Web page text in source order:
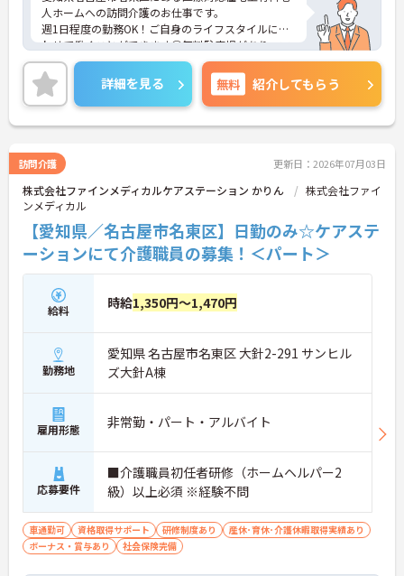
人ホームへの訪問介護のお仕事です。
週1日程度の勤務OK！ご自身のライフスタイルに合
わせて働くことができます◎無料駐車場があり、マ
イカー通勤も可能◎離れた地域にお住まいの方もス
トレス無く通勤していただけます！
ご興味のある方には、面接対策ポイントなど、さら
に詳細をお話しいたしますのでお気軽にご相談くだ
さい！
詳細を見る 無料 紹介してもらう
訪問介護 更新日：2026年07月03日
株式会社ファインメディカルケアステーション かりん
株式会社ファイ
ンメディカル
【愛知県／名古屋市名東区】日勤のみ☆ケアステ
ーションにて介護職員の募集！＜パート＞
給料 時給1,350円～1,470円
勤務地
愛知県 名古屋市名東区 大針2-291 サンヒル
ズ大針A棟
雇用形態 非常勤・パート・アルバイト
応募要件
■介護職員初任者研修（ホームヘルパー2
級）以上必須 ※経験不問
車通勤可 資格取得サポート 研修制度あり
産休･育休･介護休暇取得実績あり
ボーナス・賞与あり
社会保険完備